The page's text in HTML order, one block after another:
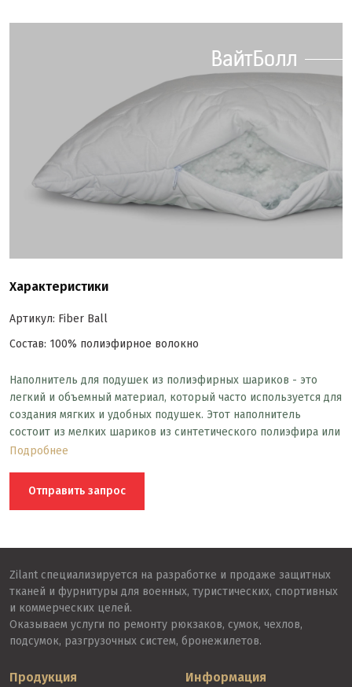
ВайтБолл
Характеристики
Артикул: Fiber Ball
Состав: 100% полиэфирное волокно
Наполнитель для подушек из полиэфирных шариков - это
легкий и объемный материал, который часто используется для
создания мягких и удобных подушек. Этот наполнитель
состоит из мелких шариков из синтетического полиэфира или
полиэстера, которые предоставляют поддержку и мягкость.
объемом, наполнитель хорошо восстанавливает свою форму
после сжатия, Полиэфирные шарики обычно долговечны и не
Подробнее
Отправить запрос
Zilant специализируется на разработке и продаже защитных
тканей и фурнитуры для военных, туристических, спортивных
и коммерческих целей.
Оказываем услуги по ремонту рюкзаков, сумок, чехлов,
подсумок, разгрузочных систем, бронежилетов.
Продукция Информация